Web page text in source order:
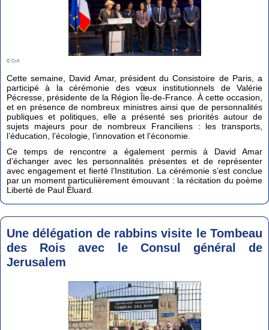
© Crif
Cette semaine, David Amar, président du Consistoire de Paris, a
participé à la cérémonie des vœux institutionnels de Valérie
Pécresse, présidente de la Région Île-de-France. À cette occasion,
et en présence de nombreux ministres ainsi que de personnalités
publiques et politiques, elle a présenté ses priorités autour de
sujets majeurs pour de nombreux Franciliens : les transports,
l’éducation, l’écologie, l’innovation et l’économie.
Ce temps de rencontre a également permis à David Amar
d’échanger avec les personnalités présentes et de représenter
avec engagement et fierté l’Institution. La cérémonie s’est conclue
par un moment particulièrement émouvant : la récitation du poème
Liberté de Paul Éluard.
Une délégation de rabbins visite le Tombeau
des Rois avec le Consul général de
Jerusalem